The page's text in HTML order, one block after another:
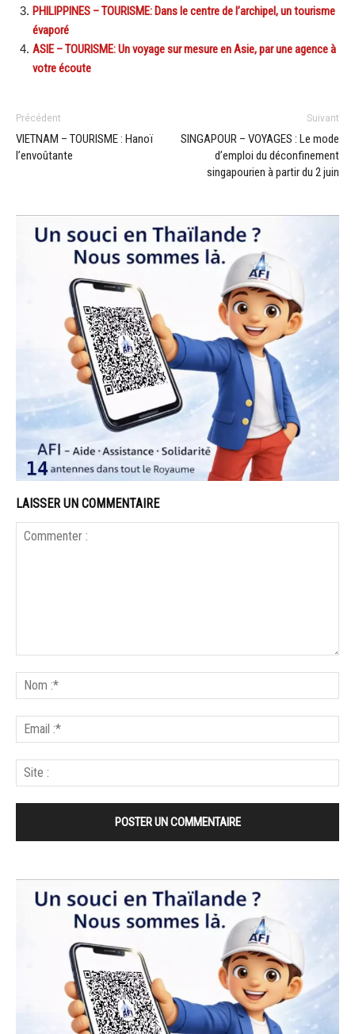
PHILIPPINES – TOURISME: Dans le centre de l’archipel, un tourisme
évaporé
ASIE – TOURISME: Un voyage sur mesure en Asie, par une agence à
votre écoute
Précédent
VIETNAM – TOURISME : Hanoï
l’envoûtante
Suivant
SINGAPOUR – VOYAGES : Le mode
d’emploi du déconfinement
singapourien à partir du 2 juin
LAISSER UN COMMENTAIRE